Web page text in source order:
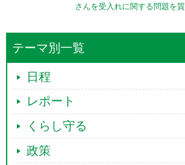
さんを受入れに関する問題を
テーマ別一覧
日程
レポート
くらし守る
政策